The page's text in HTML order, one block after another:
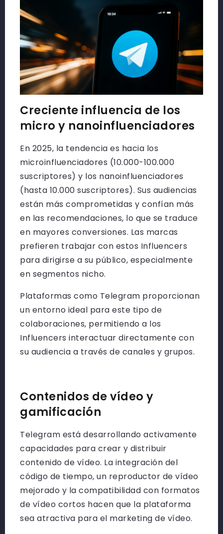
Creciente influencia de los
micro y nanoinfluenciadores
En 2025, la tendencia es hacia los
microinfluenciadores (10.000-100.000
suscriptores) y los nanoinfluenciadores
(hasta 10.000 suscriptores). Sus audiencias
están más comprometidas y confían más
en las recomendaciones, lo que se traduce
en mayores conversiones. Las marcas
prefieren trabajar con estos Influencers
para dirigirse a su público, especialmente
en segmentos nicho.
Plataformas como Telegram proporcionan
un entorno ideal para este tipo de
colaboraciones, permitiendo a los
Influencers interactuar directamente con
su audiencia a través de canales y grupos.
Contenidos de vídeo y
gamificación
Telegram está desarrollando activamente
capacidades para crear y distribuir
contenido de vídeo. La integración del
código de tiempo, un reproductor de vídeo
mejorado y la compatibilidad con formatos
de vídeo cortos hacen que la plataforma
sea atractiva para el marketing de vídeo.